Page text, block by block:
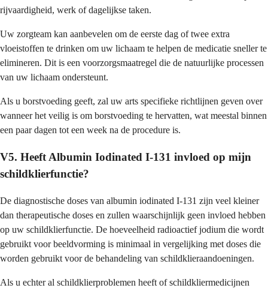
rijvaardigheid, werk of dagelijkse taken.
Uw zorgteam kan aanbevelen om de eerste dag of twee extra
vloeistoffen te drinken om uw lichaam te helpen de medicatie sneller te
elimineren. Dit is een voorzorgsmaatregel die de natuurlijke processen
van uw lichaam ondersteunt.
Als u borstvoeding geeft, zal uw arts specifieke richtlijnen geven over
wanneer het veilig is om borstvoeding te hervatten, wat meestal binnen
een paar dagen tot een week na de procedure is.
V5. Heeft Albumin Iodinated I-131 invloed op mijn
schildklierfunctie?
De diagnostische doses van albumin iodinated I-131 zijn veel kleiner
dan therapeutische doses en zullen waarschijnlijk geen invloed hebben
op uw schildklierfunctie. De hoeveelheid radioactief jodium die wordt
gebruikt voor beeldvorming is minimaal in vergelijking met doses die
worden gebruikt voor de behandeling van schildklieraandoeningen.
Als u echter al schildklierproblemen heeft of schildkliermedicijnen